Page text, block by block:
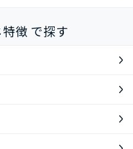
徴 で探す